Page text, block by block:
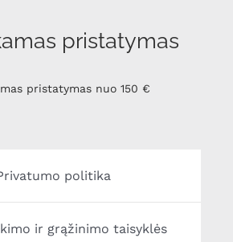
pristatymas
pristatymas nuo 150 €
politika
ir grąžinimo taisyklės